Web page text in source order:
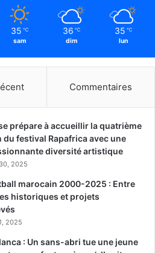
35 ℃
sam
36 ℃
dim
35 ℃
lun
Commentaires
prépare à accueillir la quatrième
du festival Rapafrica avec une
diversité artistique
2025
marocain 2000-2025 : Entre
historiques et projets
2025
: Un sans-abri tue une jeune